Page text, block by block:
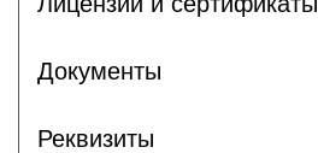
Документы
Реквизиты